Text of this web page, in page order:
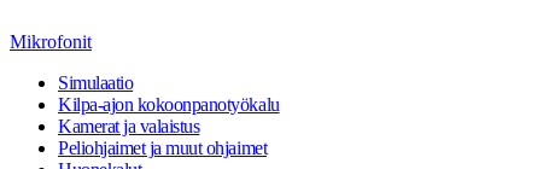
Mikrofonit
Simulaatio
Kilpa-ajon kokoonpanotyökalu
Kamerat ja valaistus
Peliohjaimet ja muut ohjaimet